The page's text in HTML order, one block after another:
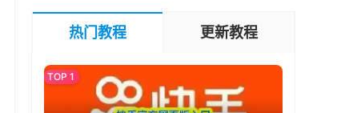
热门教程 更新教程